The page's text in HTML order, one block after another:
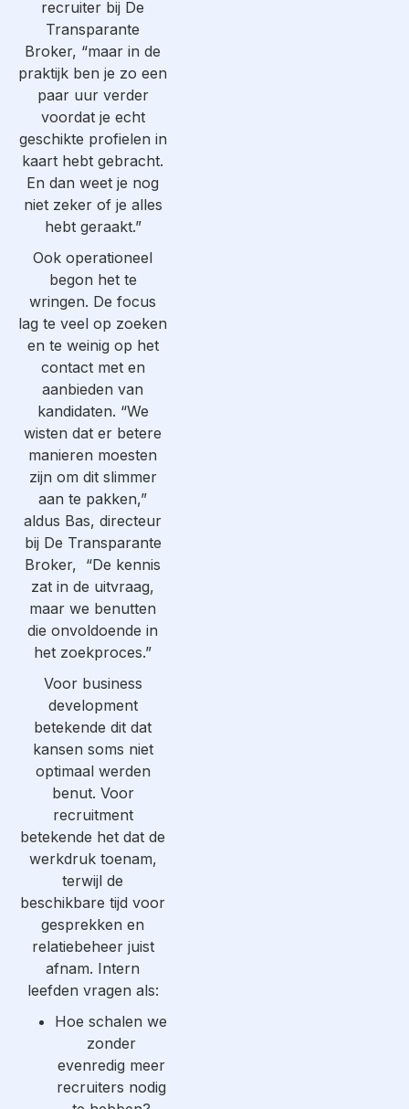
recruiter bij De
Transparante
Broker, “maar in de
praktijk ben je zo een
paar uur verder
voordat je echt
geschikte profielen in
kaart hebt gebracht.
En dan weet je nog
niet zeker of je alles
hebt geraakt.”
Ook operationeel
begon het te
wringen. De focus
lag te veel op zoeken
en te weinig op het
contact met en
aanbieden van
kandidaten. “We
wisten dat er betere
manieren moesten
zijn om dit slimmer
aan te pakken,”
aldus Bas, directeur
bij De Transparante
Broker, “De kennis
zat in de uitvraag,
maar we benutten
die onvoldoende in
het zoekproces.”
Voor business
development
betekende dit dat
kansen soms niet
optimaal werden
benut. Voor
recruitment
betekende het dat de
werkdruk toenam,
terwijl de
beschikbare tijd voor
gesprekken en
relatiebeheer juist
afnam. Intern
leefden vragen als:
Hoe schalen we
zonder
evenredig meer
recruiters nodig